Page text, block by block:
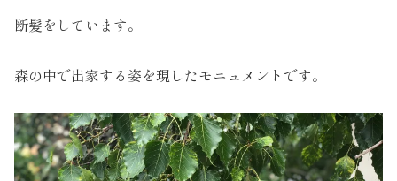
断髪をしています。
森の中で出家する姿を現したモニュメントです。